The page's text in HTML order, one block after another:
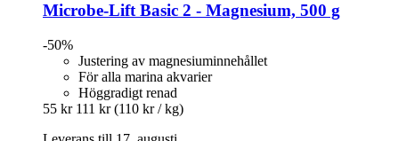
Microbe-LiftBasic 2 -​ Magnesium, 500 g
-50%
Justering av magnesiuminnehållet
För alla marina akvarier
Höggradigt renad
55 kr 111 kr (110 kr / kg)